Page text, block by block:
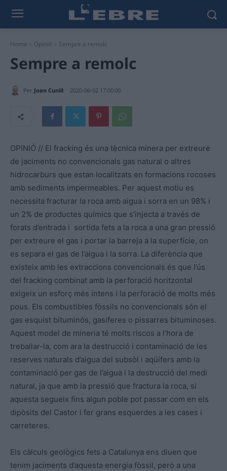
Home Opinió Sempre a remolc
Sempre a remolc
Per Joan Cunill 2020-06-02 17:00:00
OPINIÓ // El fracking és una tècnica minera per extreure
de jaciments no convencionals gas natural o altres
hidrocarburs que estan localitzats en formacions rocoses
amb sediments impermeables. Per aquest motiu es
necessita fracturar la roca amb aigua i sorra en un 98% i
un 2% de productes químics que s’injecta a través de
forats d’entrada i sortida fets a la roca a una gran pressió
per extreure el gas i portar la barreja a la superfície, on
es separa el gas de l’aigua i la sorra. La diferència que
existeix amb les extraccions convencionals és que l’ús
del fracking combinat amb la perforació horitzontal
exigeix un esforç més intens i la perforació de molts més
pous. Els combustibles fòssils no convencionals són el
gas esquist bituminós, gasiferes o pissarres bituminoses.
Aquest model de mineria té molts riscos a l’hora de
treballar-la, com ara la destrucció i contaminació de les
reserves naturals d’aigua del subsòl i aqüífers amb la
contaminació per gas de l’aigua i la destrucció del medi
natural, ja que amb la pressió que fractura la roca, si
aquesta segueix fins algun poble pot passar com en els
dipòsits del Castor i fer grans esquerdes a les cases i
carreteres.
Els càlculs geològics fets a Catalunya ens diuen que
tenim jaciments d’aquesta energia fòssil, però a una